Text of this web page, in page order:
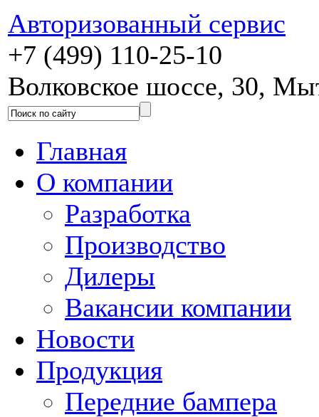
Авторизованный сервис
+7 (499) 110-25-10
Волковское шоссе, 30,
Главная
О компании
Разработка
Производство
Дилеры
Вакансии компании
Новости
Продукция
Передние бампера